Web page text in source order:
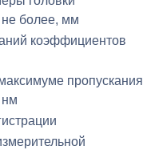
не более, мм
коэффициентов
пропускания
нм